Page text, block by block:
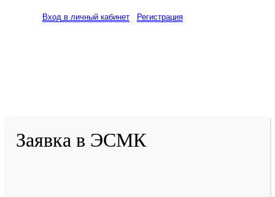
Вход в личный кабинет Регистрация
Заявка в ЭСМК